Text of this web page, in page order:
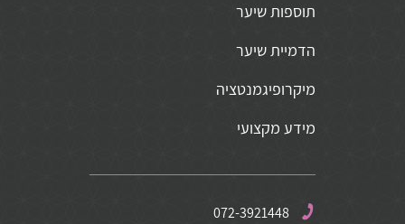
תוספות שיער
הדמיית שיער
מיקרופיגמנטציה
מידע מקצועי
072-3921448